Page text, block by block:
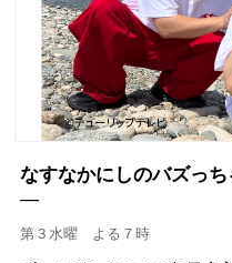
なすなかにしのバズっ
―
第３水曜 よる７時